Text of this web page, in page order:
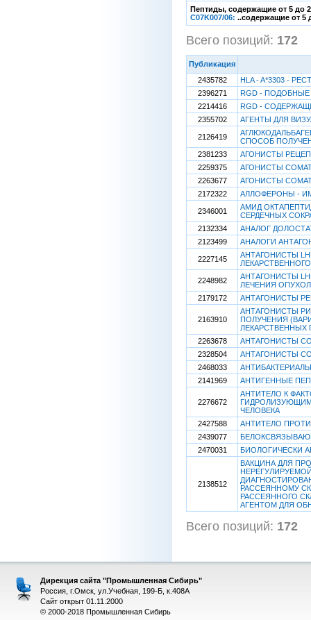
Пептиды, содержащие от 5 до
C07K007/06: ..содержащие от 5
Всего позиций: 172
Публикация
2435782
HLA - A*3303 -
2396271
RGD -
2214416
RGD -
2355702
АГЕНТЫ ДЛЯ
2126419
СПОСОБ
2381233
АГОНИСТЫ
2259375
АГОНИСТЫ
2263677
АГОНИСТЫ
2172322
АЛЛОФЕРОНЫ -
2346001
АМИД
СЕРДЕЧНЫХ
2132334
АНАЛОГ
2123499
АНАЛОГИ
2227145
АНТАГОНИСТЫ
2248982
АНТАГОНИСТЫ
ЛЕЧЕНИЯ
2179172
АНТАГОНИСТЫ
2163910
АНТАГОНИСТЫ
ПОЛУЧЕНИЯ
ЛЕКАРСТВЕННЫХ
2263678
АНТАГОНИСТЫ
2328504
АНТАГОНИСТЫ
2468033
2141969
АНТИГЕННЫЕ
2276672
АНТИТЕЛО К
ЧЕЛОВЕКА
2427588
АНТИТЕЛО
2439077
2470031
БИОЛОГИЧЕСКИ
2138512
ВАКЦИНА ДЛЯ
РАССЕЯННОМУ
РАССЕЯННОГО
АГЕНТОМ ДЛЯ
Всего позиций: 172
Дирекция сайта "Промышленная Сибирь"
Россия, г.Омск, ул.Учебная, 199-Б, к.408А
Сайт открыт 01.11.2000
© 2000-2018 Промышленная Сибирь